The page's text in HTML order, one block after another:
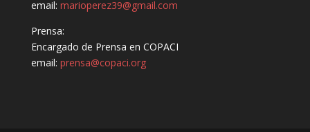
email: marioperez39@gmail.com
Prensa:
Encargado de Prensa en COPACI
email: prensa@copaci.org